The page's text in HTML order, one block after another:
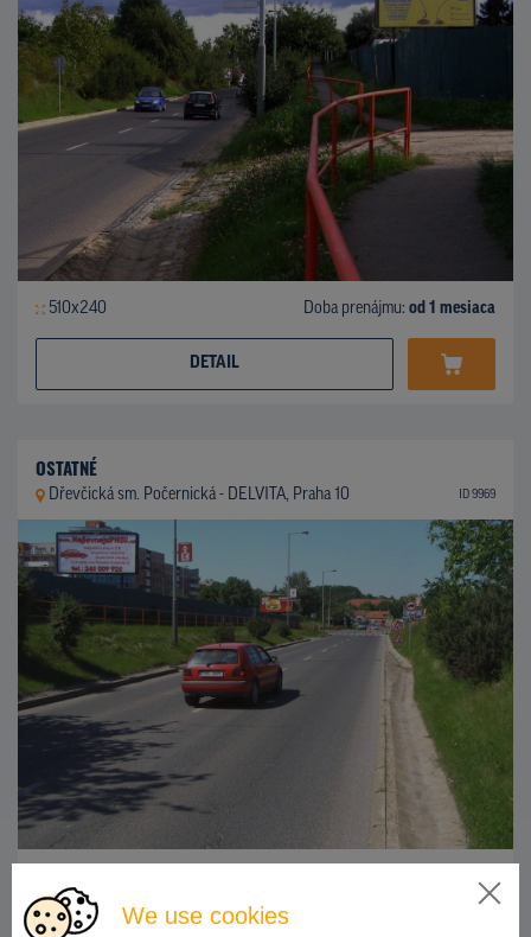
We use cookies
510x240 Doba prenájmu: od 1 mesiaca
DETAIL
OSTATNÉ
Dřevčická sm. Počernická - DELVITA, Praha 10 ID 9969